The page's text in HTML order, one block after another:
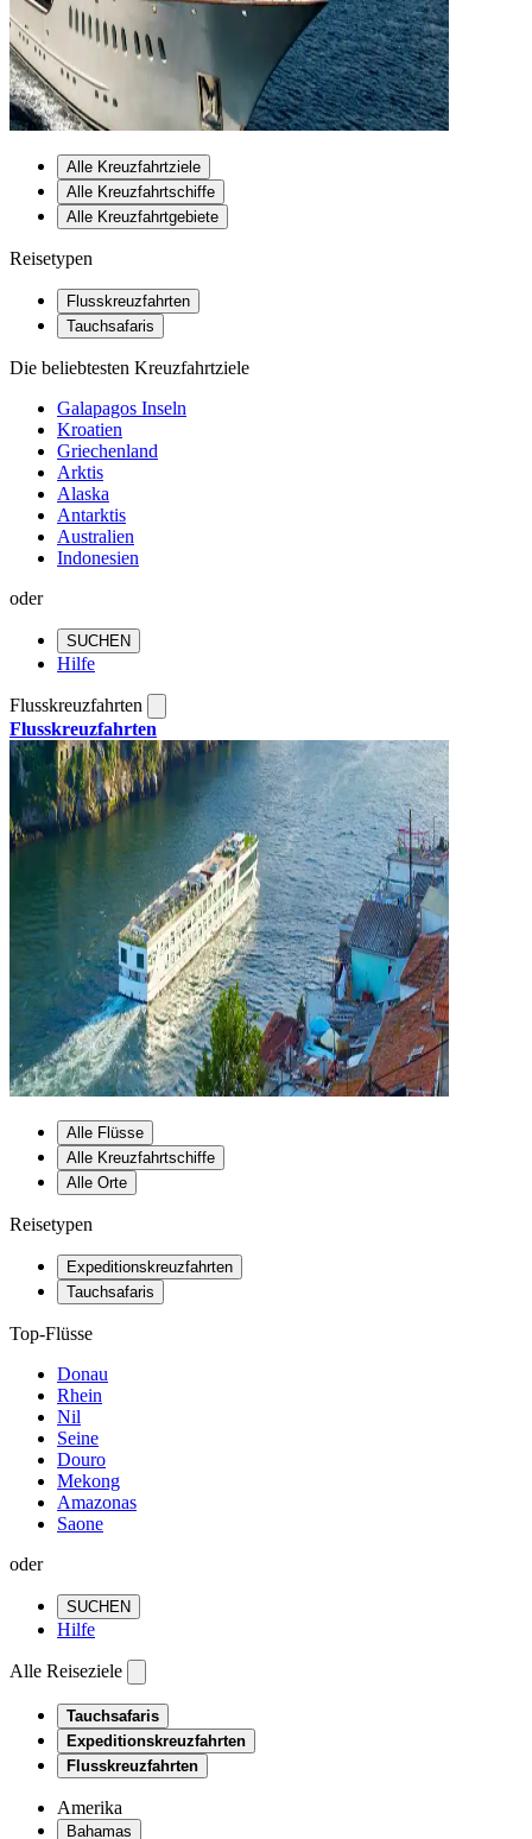
Alle Kreuzfahrtziele
Alle Kreuzfahrtschiffe
Alle Kreuzfahrtgebiete
Reisetypen
Flusskreuzfahrten
Tauchsafaris
Die beliebtesten Kreuzfahrtziele
Galapagos Inseln
Kroatien
Griechenland
Arktis
Alaska
Antarktis
Australien
Indonesien
oder
SUCHEN
Hilfe
Flusskreuzfahrten
Flusskreuzfahrten
Alle Flüsse
Alle Kreuzfahrtschiffe
Alle Orte
Reisetypen
Expeditionskreuzfahrten
Tauchsafaris
Top-Flüsse
Donau
Rhein
Nil
Seine
Douro
Mekong
Amazonas
Saone
oder
SUCHEN
Hilfe
Alle Reiseziele
Tauchsafaris
Expeditionskreuzfahrten
Flusskreuzfahrten
Amerika
Bahamas